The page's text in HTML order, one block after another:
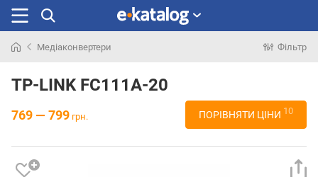
раніше
Медіаконвертери Фільтр
TP-LINK FC111A-20
769 — 799 грн. ПОРІВНЯТИ ЦІНИ 10